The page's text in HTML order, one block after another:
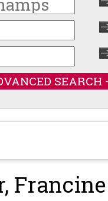
SEARCH
Francine